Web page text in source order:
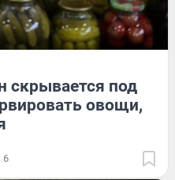
скрывается под
овощи,
6